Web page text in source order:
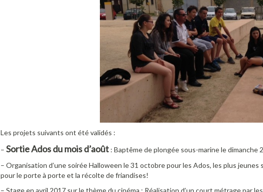
Les projets suivants ont été validés :
– Sortie Ados du mois d’août: Baptême de plongée sous-marine le dimanche
– Organisation d’une soirée Halloween le 31 octobre pour les Ados, les plus jeunes
pour le porte à porte et la récolte de friandises!
– Stage en avril 2017 sur le thème du cinéma : Réalisation d’un court métrage par